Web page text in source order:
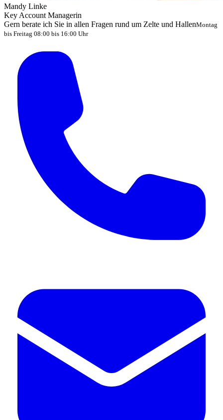
Mandy Linke
Key Account Managerin
Gern berate ich Sie in allen Fragen rund um Zelte und HallenMontag
bis Freitag 08:00 bis 16:00 Uhr